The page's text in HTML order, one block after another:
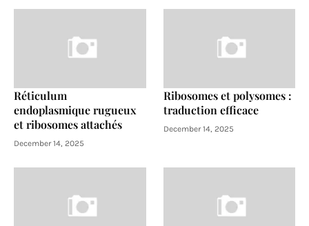
Réticulum
endoplasmique rugueux
et ribosomes attachés
December 14, 2025
Ribosomes et polysomes :
traduction efficace
December 14, 2025